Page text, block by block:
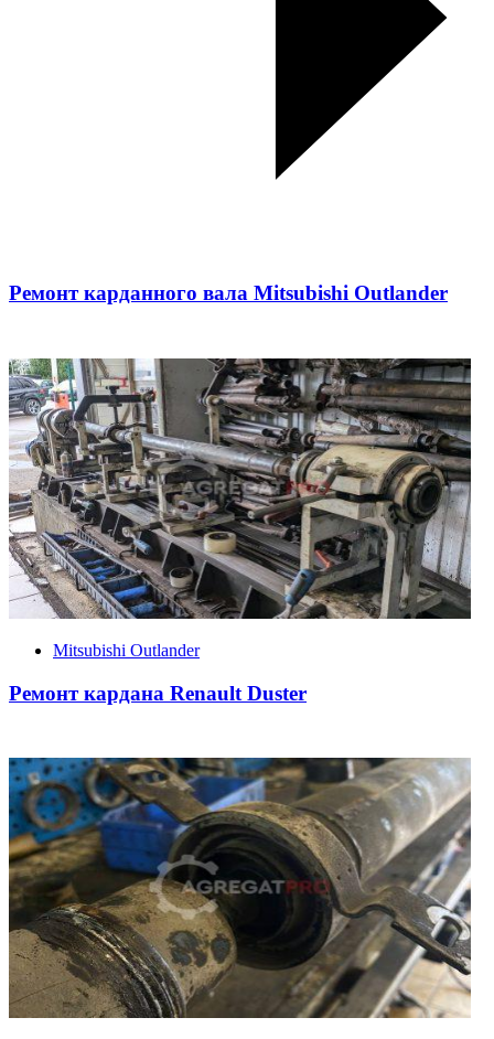
Ремонт карданного вала Mitsubishi Outlander
Mitsubishi Outlander
Ремонт кардана Renault Duster